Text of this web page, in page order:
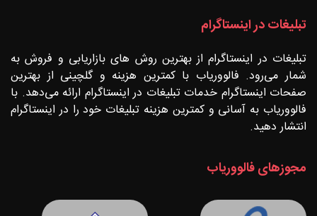
تبلیغات در اینستاگرام
تبلیغات در اینستاگرام از بهترین روش های بازاریابی و فروش به
شمار می‌رود. فالووریاب با کمترین هزینه و گلچینی از بهترین
صفحات اینستاگرام خدمات تبلیغات در اینستاگرام ارائه می‌دهد. با
فالووریاب به آسانی و کمترین هزینه تبلیغات خود را در اینستاگرام
انتشار دهید.
مجوزهای فالووریاب